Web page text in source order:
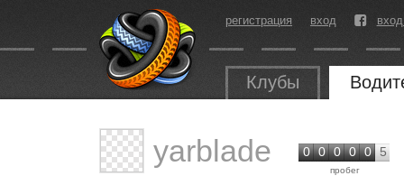
регистрация вход
Клубы
yarblade 0 0 0 0 0 5
пробег